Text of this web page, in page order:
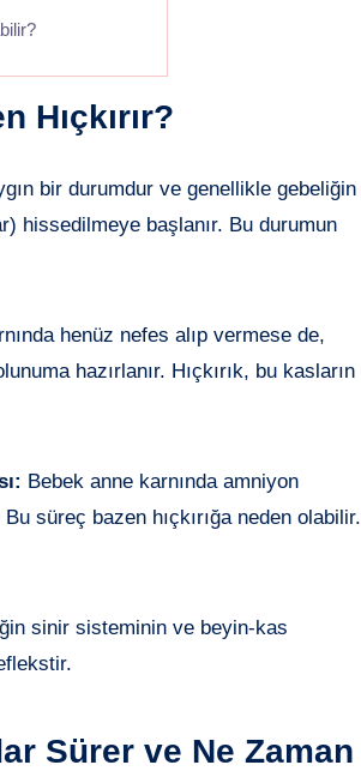
Hıçkırır?
bir durumdur ve genellikle gebeliğin
hissedilmeye başlanır. Bu durumun
henüz nefes alıp vermese de,
hazırlanır. Hıçkırık, bu kasların
Bebek anne karnında amniyon
süreç bazen hıçkırığa neden olabilir.
sinir sisteminin ve beyin-kas
Sürer ve Ne Zaman